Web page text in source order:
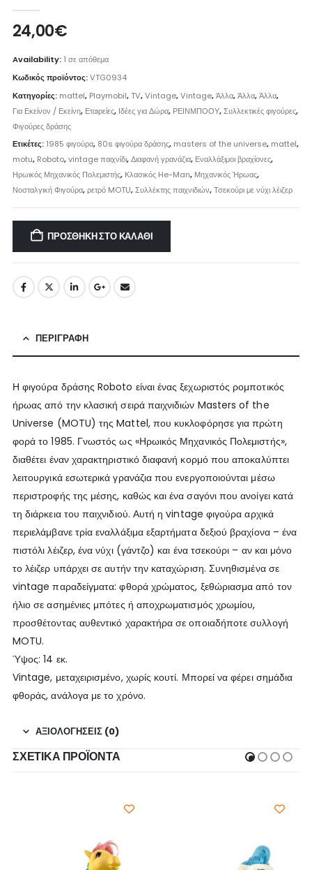
24,00€
Availability: 1 σε απόθεμα
Κωδικός προϊόντος:VTG0934
Κατηγορίες: mattel, Playmobil,TV,Vintage,Vintage,Άλλα,Άλλα,Άλλα,
Για Εκείνον / Εκείνη, Εταιρείες, Ιδέες για Δώρα, ΡΕΙΝΜΠΟΟΥ,Συλλεκτικές φιγούρες,
Φιγούρες δράσης
Ετικέτες: 1985 φιγούρα, 80s φιγούρα δράσης, masters of the universe, mattel,
motu, Roboto,vintage παιχνίδι,Διαφανή γρανάζια, Εναλλάξιμοι βραχίονες,
Ηρωικός Μηχανικός Πολεμιστής, Κλασικός He-Man, Μηχανικός Ήρωας,
Νοσταλγική Φιγούρα,ρετρό MOTU,Συλλέκτης παιχνιδιών,Τσεκούρι με νύχι λέιζερ
ΠΡΟΣΘΉΚΗ ΣΤΟ ΚΑΛΆΘΙ
ΠΕΡΙΓΡΑΦΉ
Η φιγούρα δράσης Roboto είναι ένας ξεχωριστός ρομποτικός
ήρωας από την κλασική σειρά παιχνιδιών Masters of the
Universe (MOTU) της Mattel, που κυκλοφόρησε για πρώτη
φορά το 1985. Γνωστός ως «Ηρωικός Μηχανικός Πολεμιστής»,
διαθέτει έναν χαρακτηριστικό διαφανή κορμό που αποκαλύπτει
λειτουργικά εσωτερικά γρανάζια που ενεργοποιούνται μέσω
περιστροφής της μέσης, καθώς και ένα σαγόνι που ανοίγει κατά
τη διάρκεια του παιχνιδιού. Αυτή η vintage φιγούρα αρχικά
περιελάμβανε τρία εναλλάξιμα εξαρτήματα δεξιού βραχίονα – ένα
πιστόλι λέιζερ, ένα νύχι (γάντζο) και ένα τσεκούρι – αν και μόνο
το λέιζερ υπάρχει σε αυτήν την καταχώριση. Συνηθισμένα σε
vintage παραδείγματα: φθορά χρώματος, ξεθώριασμα από τον
ήλιο σε ασημένιες μπότες ή αποχρωματισμός χρωμίου,
προσθέτοντας αυθεντικό χαρακτήρα σε οποιαδήποτε συλλογή
MOTU.
Ύψος: 14 εκ.
Vintage, μεταχειρισμένο, χωρίς κουτί. Μπορεί να φέρει σημάδια
φθοράς, ανάλογα με το χρόνο.
ΑΞΙΟΛΟΓΉΣΕΙΣ (0)
ΣΧΕΤΙΚΆ ΠΡΟΪΌΝΤΑ